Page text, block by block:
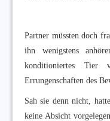
Partner müssten doch
ihn wenigstens
konditioniertes Tier
Errungenschaften des
Sah sie denn nicht,
keine Absicht